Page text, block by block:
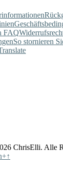
FAQ
So stornieren
ChrisElli. Alle
+↑